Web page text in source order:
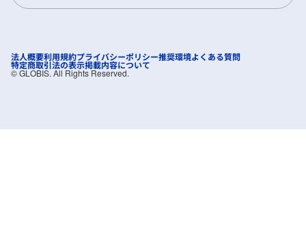
法人概要利用規約プライバシーポリシー推奨環境よくある質問
特定商取引法の表示掲載内容について
©︎ GLOBIS. All Rights Reserved.